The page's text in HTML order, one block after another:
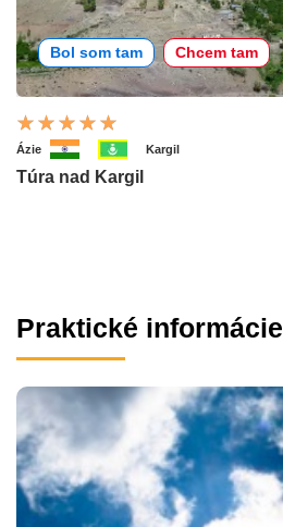
Bol som tam Chcem tam
Ázie Kargil
Túra nad Kargil
Praktické informácie